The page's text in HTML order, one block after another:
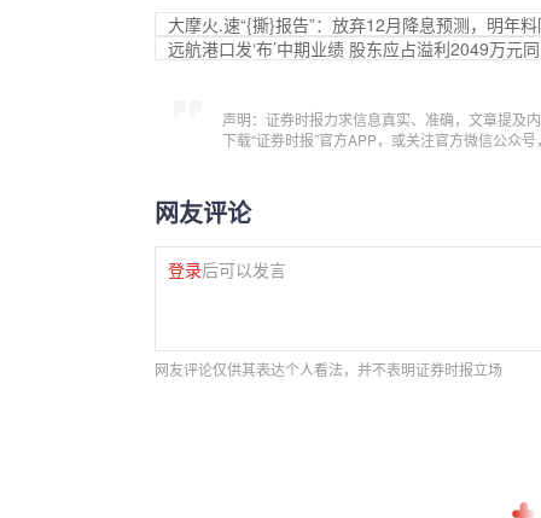
大摩火.速“{撕}报告”：放弃12月降息预测，明年
远航港口发‘布’中期业绩 股东应占溢利2049万元
声明：证券时报力求信息真实、准确，文章提及
下载“证券时报”官方APP，或关注官方微信公众
网友评论
登录后可以发言
网友评论仅供其表达个人看法，并不表明证券时报立场